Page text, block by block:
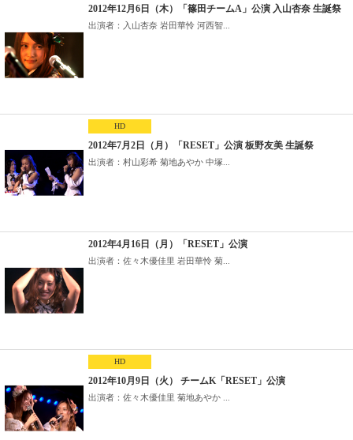
2012年12月6日（木）「篠田チームA」公演 入山杏奈 生誕祭
出演者：入山杏奈 岩田華怜 河西智...
HD
2012年7月2日（月）「RESET」公演 板野友美 生誕祭
出演者：村山彩希 菊地あやか 中塚...
2012年4月16日（月）「RESET」公演
出演者：佐々木優佳里 岩田華怜 菊...
HD
2012年10月9日（火） チームK「RESET」公演
出演者：佐々木優佳里 菊地あやか ...